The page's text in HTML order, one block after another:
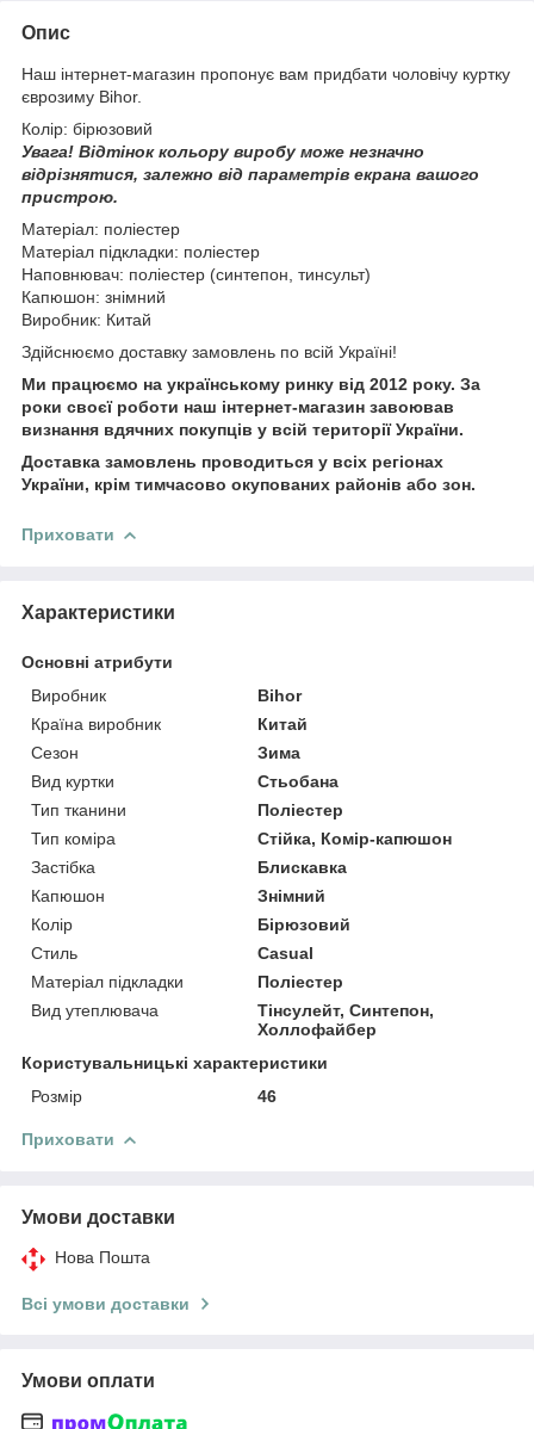
Опис
Наш інтернет-магазин пропонує вам придбати чоловічу куртку
єврозиму Bihor.
Колір: бірюзовий
Увага! Відтінок кольору виробу може незначно
відрізнятися, залежно від параметрів екрана вашого
пристрою.
Матеріал: поліестер
Матеріал підкладки: поліестер
Наповнювач: поліестер (синтепон, тинсульт)
Капюшон: знімний
Виробник: Китай
Здійснюємо доставку замовлень по всій Україні!
Ми працюємо на українському ринку від 2012 року. За
роки своєї роботи наш інтернет-магазин завоював
визнання вдячних покупців у всій території України.
Доставка замовлень проводиться у всіх регіонах
України, крім тимчасово окупованих районів або зон.
Приховати
Характеристики
Основні атрибути
Виробник
Bihor
Країна виробник
Китай
Сезон
Зима
Вид куртки
Стьобана
Тип тканини
Поліестер
Тип коміра
Стійка, Комір-капюшон
Застібка
Блискавка
Капюшон
Знімний
Колір
Бірюзовий
Стиль
Casual
Матеріал підкладки
Поліестер
Вид утеплювача
Тінсулейт, Синтепон,
Холлофайбер
Користувальницькі характеристики
Розмір
46
Приховати
Умови доставки
Нова Пошта
Всі умови доставки
Умови оплати